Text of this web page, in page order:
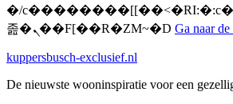
�/
졾�ܢ��F[��R�ZM~�D Ga naar
kuppersbusch-exclusief.nl
De nieuwste wooninspiratie voor een